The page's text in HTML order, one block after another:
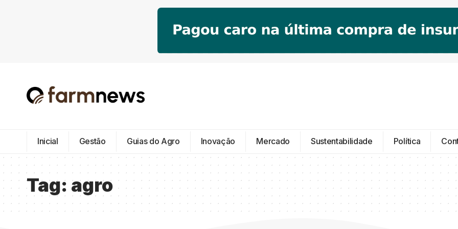
Inicial Gestão Guias do Agro Inovação Mercado Sustentabilidade Política
Tag: agro